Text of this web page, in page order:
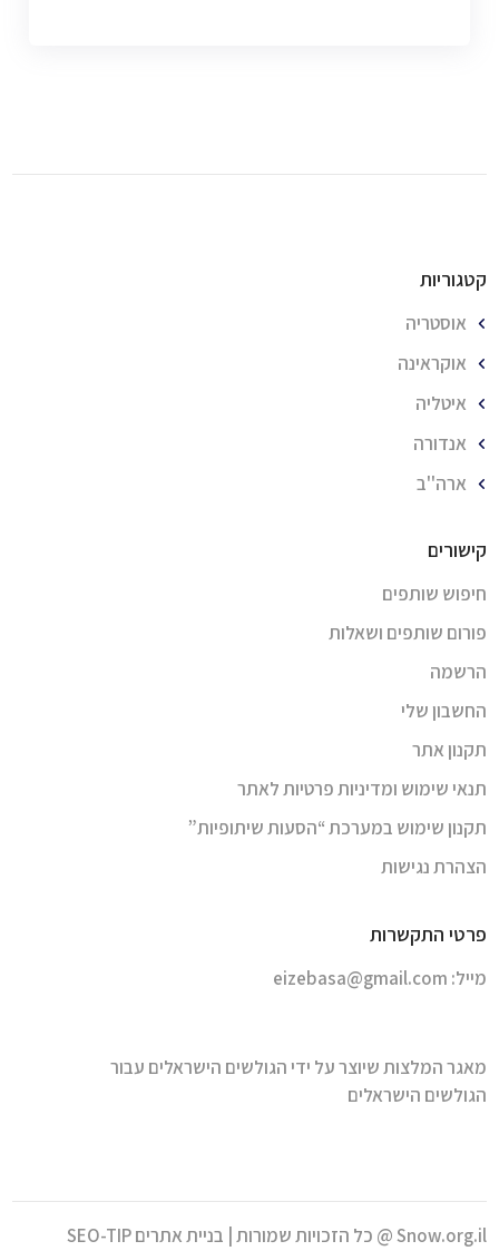
קטגוריות
אוסטריה
אוקראינה
איטליה
אנדורה
ארה''ב
קישורים
חיפוש שותפים
פורום שותפים ושאלות
הרשמה
החשבון שלי
תקנון אתר
תנאי שימוש ומדיניות פרטיות לאתר
תקנון שימוש במערכת “הסעות שיתופיות”
הצהרת נגישות
פרטי התקשרות
מייל: eizebasa@gmail.com
מאגר המלצות שיוצר על ידי הגולשים הישראלים עבור
הגולשים הישראלים
Snow.org.il @ כל הזכויות שמורות | בניית אתרים SEO-TIP